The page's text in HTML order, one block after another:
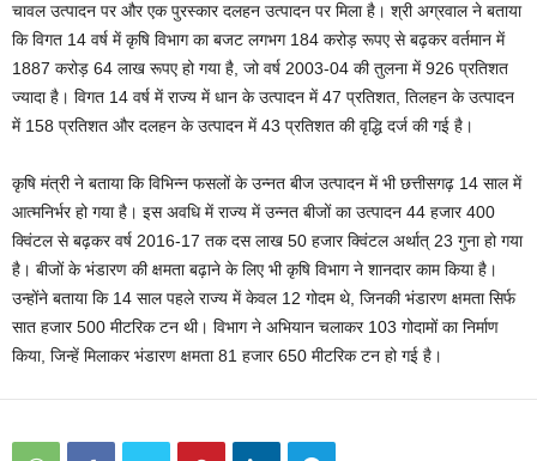
चावल उत्पादन पर और एक पुरस्कार दलहन उत्पादन पर मिला है। श्री अग्रवाल ने बताया
कि विगत 14 वर्ष में कृषि विभाग का बजट लगभग 184 करोड़ रूपए से बढ़कर वर्तमान में
1887 करोड़ 64 लाख रूपए हो गया है, जो वर्ष 2003-04 की तुलना में 926 प्रतिशत
ज्यादा है। विगत 14 वर्ष में राज्य में धान के उत्पादन में 47 प्रतिशत, तिलहन के उत्पादन
में 158 प्रतिशत और दलहन के उत्पादन में 43 प्रतिशत की वृद्धि दर्ज की गई है।
कृषि मंत्री ने बताया कि विभिन्न फसलों के उन्नत बीज उत्पादन में भी छत्तीसगढ़ 14 साल में
आत्मनिर्भर हो गया है। इस अवधि में राज्य में उन्नत बीजों का उत्पादन 44 हजार 400
क्विंटल से बढ़कर वर्ष 2016-17 तक दस लाख 50 हजार क्विंटल अर्थात् 23 गुना हो गया
है। बीजों के भंडारण की क्षमता बढ़ाने के लिए भी कृषि विभाग ने शानदार काम किया है।
उन्होंने बताया कि 14 साल पहले राज्य में केवल 12 गोदम थे, जिनकी भंडारण क्षमता सिर्फ
सात हजार 500 मीटरिक टन थी। विभाग ने अभियान चलाकर 103 गोदामों का निर्माण
किया, जिन्हें मिलाकर भंडारण क्षमता 81 हजार 650 मीटरिक टन हो गई है।